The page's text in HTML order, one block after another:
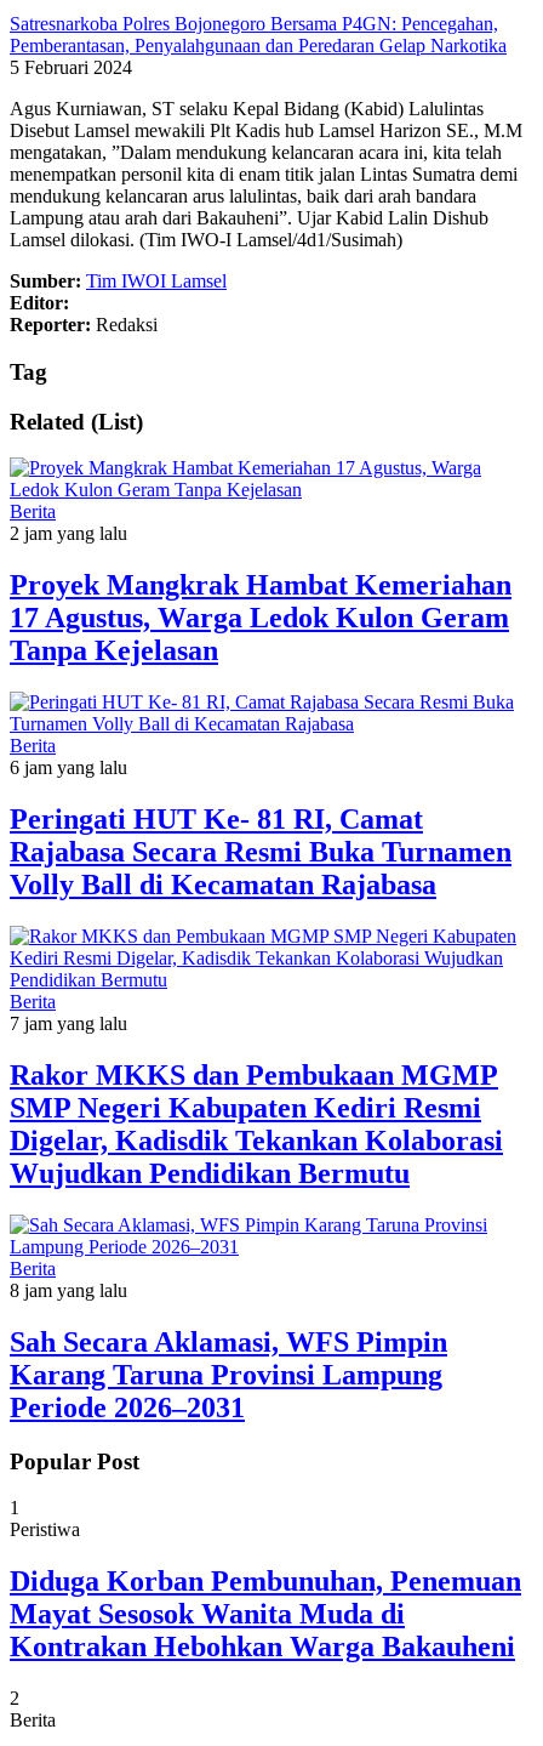
Satresnarkoba Polres Bojonegoro Bersama P4GN: Pencegahan,
Pemberantasan, Penyalahgunaan dan Peredaran Gelap Narkotika
5 Februari 2024
Agus Kurniawan, ST selaku Kepal Bidang (Kabid) Lalulintas
Disebut Lamsel mewakili Plt Kadis hub Lamsel Harizon SE., M.M
mengatakan, ”Dalam mendukung kelancaran acara ini, kita telah
menempatkan personil kita di enam titik jalan Lintas Sumatra demi
mendukung kelancaran arus lalulintas, baik dari arah bandara
Lampung atau arah dari Bakauheni”. Ujar Kabid Lalin Dishub
Lamsel dilokasi. (Tim IWO-I Lamsel/4d1/Susimah)
Sumber: Tim IWOI Lamsel
Editor:
Reporter: Redaksi
Tag
Related (List)
Berita
2 jam yang lalu
‎Proyek Mangkrak Hambat Kemeriahan
17 Agustus, Warga Ledok Kulon Geram
Tanpa Kejelasan
Berita
6 jam yang lalu
Peringati HUT Ke- 81 RI, Camat
Rajabasa Secara Resmi Buka Turnamen
Volly Ball di Kecamatan Rajabasa
Berita
7 jam yang lalu
Rakor MKKS dan Pembukaan MGMP
SMP Negeri Kabupaten Kediri Resmi
Digelar, Kadisdik Tekankan Kolaborasi
Wujudkan Pendidikan Bermutu
Berita
8 jam yang lalu
Sah Secara Aklamasi, WFS Pimpin
Karang Taruna Provinsi Lampung
Periode 2026–2031
Popular Post
1
Peristiwa
Diduga Korban Pembunuhan, Penemuan
Mayat Sesosok Wanita Muda di
Kontrakan Hebohkan Warga Bakauheni
2
Berita